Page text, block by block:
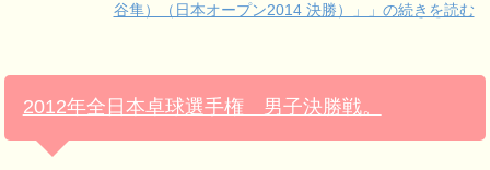
谷隼）（日本オープン2014 決勝）」」の続きを読む
2012年全日本卓球選手権 男子決勝戦。